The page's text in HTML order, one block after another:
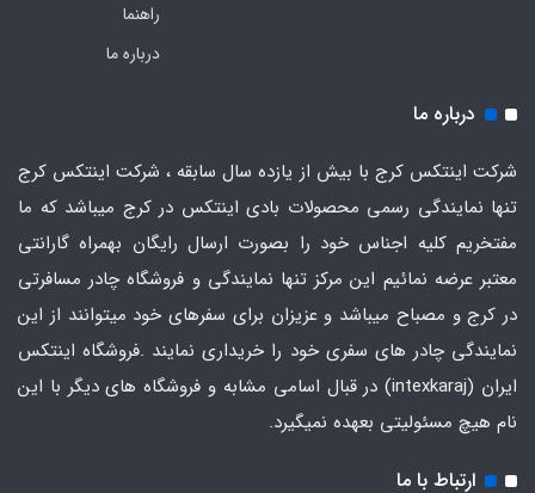
راهنما
درباره ما
درباره ما
شرکت اینتکس کرج با بیش از یازده سال سابقه ، شرکت اینتکس کرج
تنها نمایندگی رسمی محصولات بادی اینتکس در کرج میباشد که ما
مفتخریم کلیه اجناس خود را بصورت ارسال رایگان بهمراه گارانتی
معتبر عرضه نمائیم این مرکز تنها نمایندگی و فروشگاه چادر مسافرتی
در کرج و مصباح میباشد و عزیزان برای سفرهای خود میتوانند از این
نمایندگی چادر های سفری خود را خریداری نمایند .فروشگاه اینتکس
ایران
(intexkaraj) در قبال اسامی مشابه و فروشگاه های دیگر با این
نام هیچ مسئولیتی بعهده نمیگیرد.
ارتباط با ما